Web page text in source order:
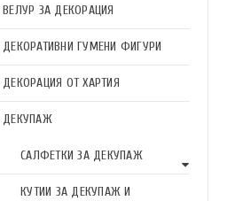
ВЕЛУР ЗА ДЕКОРАЦИЯ
ДЕКОРАТИВНИ ГУМЕНИ ФИГУРИ
ДЕКОРАЦИЯ ОТ ХАРТИЯ
ДЕКУПАЖ
САЛФЕТКИ ЗА ДЕКУПАЖ
КУТИИ ЗА ДЕКУПАЖ И